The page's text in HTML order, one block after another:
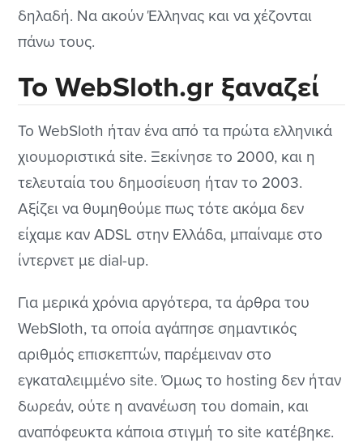
δηλαδή. Να ακούν Έλληνας και να χέζονται
πάνω τους.
Το WebSloth.gr ξαναζεί
Το WebSloth ήταν ένα από τα πρώτα ελληνικά
χιουμοριστικά site. Ξεκίνησε το 2000, και η
τελευταία του δημοσίευση ήταν το 2003.
Αξίζει να θυμηθούμε πως τότε ακόμα δεν
είχαμε καν ADSL στην Ελλάδα, μπαίναμε στο
ίντερνετ με dial-up.
Για μερικά χρόνια αργότερα, τα άρθρα του
WebSloth, τα οποία αγάπησε σημαντικός
αριθμός επισκεπτών, παρέμειναν στο
εγκαταλειμμένο site. Όμως το hosting δεν ήταν
δωρεάν, ούτε η ανανέωση του domain, και
αναπόφευκτα κάποια στιγμή το site κατέβηκε.